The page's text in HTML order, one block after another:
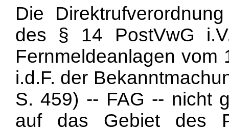
Die
des § 14 PostVwG
Fernmeldeanlagen vom
i.d.F. der
S. 459) -- FAG -- nicht
auf das Gebiet des